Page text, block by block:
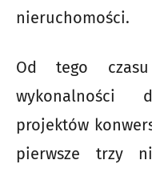
nieruchomości.
Od tego czasu
wykonalności
projektów
pierwsze trzy